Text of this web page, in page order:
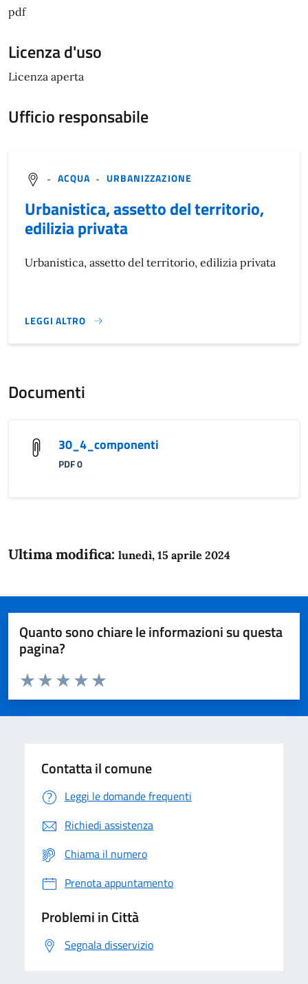
pdf
Licenza d'uso
Licenza aperta
Ufficio responsabile
- ACQUA - URBANIZZAZIONE
Urbanistica, assetto del territorio,
edilizia privata
Urbanistica, assetto del territorio, edilizia privata
LEGGI ALTRO
}
Documenti
30_4_componenti
PDF 0
Ultima modifica: lunedì, 15 aprile 2024
Quanto sono chiare le informazioni su questa
pagina?
Domanda
Valuta da 1 a 5 stelle la pagina
Valuta 5 stelle su 5
Valuta 4 stelle su 5
Valuta 3 stelle su 5
Valuta 2 stelle su 5
Valuta 1 stelle su 5
Contatta il comune
Leggi le domande frequenti
Richiedi assistenza
Chiama il numero
Prenota appuntamento
Problemi in Città
Segnala disservizio